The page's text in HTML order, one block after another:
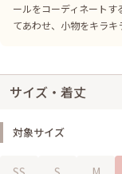
ールをコーディネートす
てあわせ、小物をキラキ
サイズ・着丈
対象サイズ